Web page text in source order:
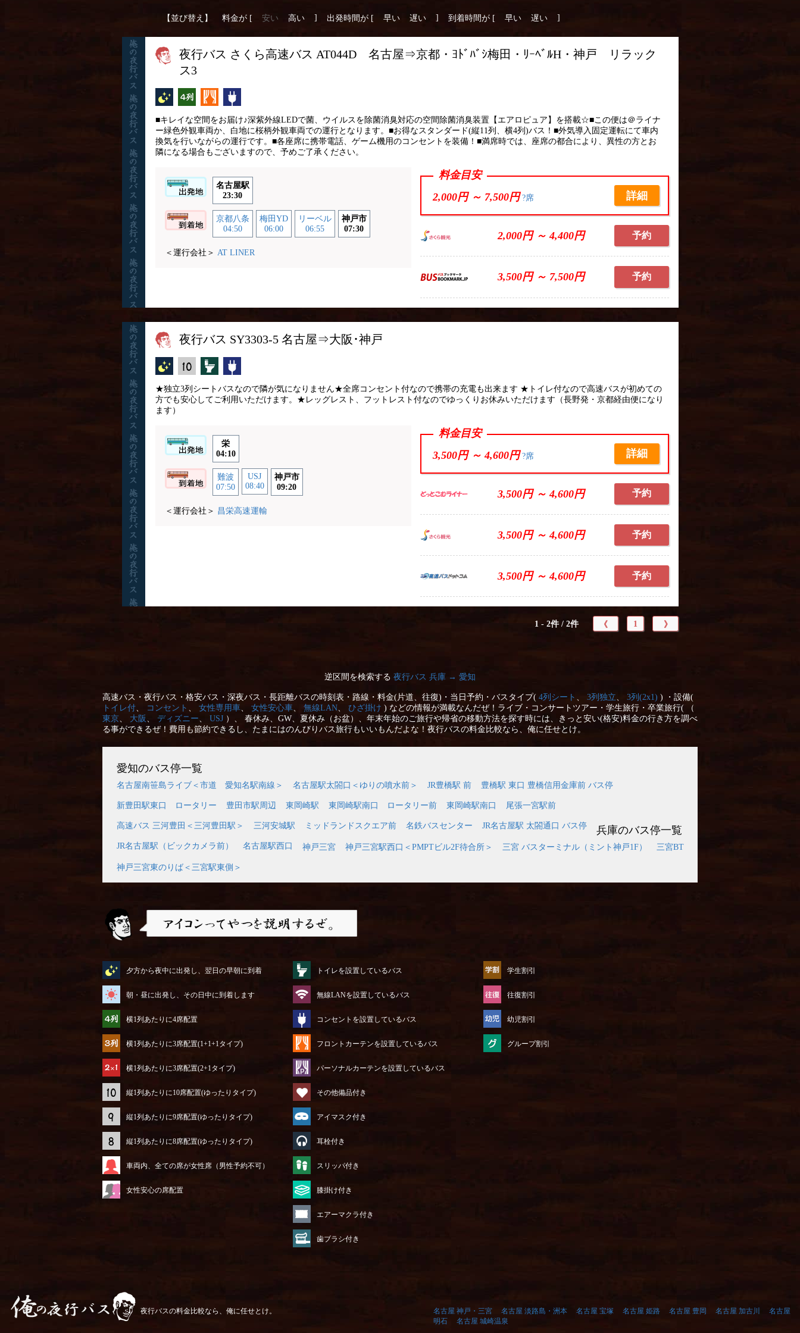
【並び替え】 料金が [ 安い 高い ] 出発時間が [ 早い 遅い ] 到着時間が [ 早い 遅い ]
夜行バス さくら高速バス AT044D 名古屋⇒京都・ﾖﾄﾞﾊﾞｼ梅田・ﾘｰﾍﾞﾙH・神戸 リラック
ス3
夜行バス横4列 カーテン
■キレイな空間をお届け♪深紫外線LEDで菌、ウイルスを除菌消臭対応の空間除菌消臭装置【エアロピュア】を搭載☆■この便は＠ライナ
ー緑色外観車両か、白地に桜柄外観車両での運行となります。■お得なスタンダード(縦11列、横4列)バス！■外気導入固定運転にて車内
換気を行いながらの運行です。■各座席に携帯電話、ゲーム機用のコンセントを装備！■満席時では、座席の都合により、異性の方とお
隣になる場合もございますので、予めご了承ください。
名古屋駅
23:30
京都八条
04:50
梅田YD
06:00
リーベル
06:55
神戸市
07:30
＜運行会社＞ AT LINER
料金目安
2,000円 ～ 7,500円?席 詳細
2,000円 ～ 4,400円 予約
3,500円 ～ 7,500円 予約
夜行バス SY3303-5 名古屋⇒大阪･神戸
夜行バス縦10列 トイレ付
★独立3列シートバスなので隣が気になりません★全席コンセント付なので携帯の充電も出来ます ★トイレ付なので高速バスが初めての
方でも安心してご利用いただけます。★レッグレスト、フットレスト付なのでゆっくりお休みいただけます（長野発・京都経由便になり
ます）
栄
04:10
難波
07:50
USJ
08:40
神戸市
09:20
＜運行会社＞ 昌栄高速運輸
料金目安
3,500円 ～4,600円?席 詳細
3,500円 ～ 4,600円 予約
3,500円 ～ 4,600円 予約
3,500円 ～ 4,600円 予約
1 - 2件 / 2件 《 1 》
逆区間を検索する 夜行バス 兵庫 → 愛知
高速バス・夜行バス・格安バス・深夜バス・長距離バスの時刻表・路線・料金(片道、往復)・当日予約・バスタイプ( 4列シート 3列独立 3列(2x1) ) ・設備(
トイレ付
コンセント 女性専用車 女性安心車 無線LAN ひざ掛け ) などの情報が満載なんだぜ！ライブ・コンサートツアー・学生旅行・卒業旅行( （
東京
大阪 ディズニー USJ ）、 春休み、GW、夏休み（お盆）、年末年始のご旅行や帰省の移動方法を探す時には、きっと安い(格安)料金の行き方を調べ
る事ができるぜ！費用も節約できるし、たまにはのんびりバス旅行もいいもんだよな！夜行バスの料金比較なら、俺に任せとけ。
愛知のバス停一覧
名古屋南笹島ライブ＜市道 愛知名駅南線＞ 名古屋駅太閤口＜ゆりの噴水前＞ JR豊橋駅 前 豊橋駅 東口 豊橋信用金庫前 バス停
新豊田駅東口 ロータリー 豊田市駅周辺 東岡崎駅 東岡崎駅南口 ロータリー前 東岡崎駅南口 尾張一宮駅前
高速バス 三河豊田＜三河豊田駅＞ 三河安城駅 ミッドランドスクエア前 名鉄バスセンター JR名古屋駅 太閤通口 バス停
JR名古屋駅（ビックカメラ前） 名古屋駅西口
兵庫のバス停一覧
神戸三宮 神戸三宮駅西口＜PMPTビル2F待合所＞ 三宮 バスターミナル（ミント神戸1F） 三宮BT
神戸三宮東のりば＜三宮駅東側＞
夕方から夜中に出発し、翌日の早朝に到着
朝・昼に出発し、その日中に到着します
横1列あたりに4席配置
横1列あたりに3席配置(1+1+1タイプ)
横1列あたりに3席配置(2+1タイプ)
縦1列あたりに10席配置(ゆったりタイプ)
縦1列あたりに9席配置(ゆったりタイプ)
縦1列あたりに8席配置(ゆったりタイプ)
車両内、全ての席が女性席（男性予約不可）
女性安心の席配置
トイレを設置しているバス
無線LANを設置しているバス
コンセントを設置しているバス
フロントカーテンを設置しているバス
パーソナルカーテンを設置しているバス
その他備品付き
アイマスク付き
耳栓付き
スリッパ付き
膝掛け付き
エアーマクラ付き
歯ブラシ付き
学生割引
往復割引
幼児割引
グループ割引
夜行バスの料金比較なら、俺に任せとけ。 名古屋 神戸・三宮 名古屋 淡路島・洲本 名古屋 宝塚 名古屋 姫路 名古屋 豊岡 名古屋 加古川
名古屋
明石
名古屋 城崎温泉